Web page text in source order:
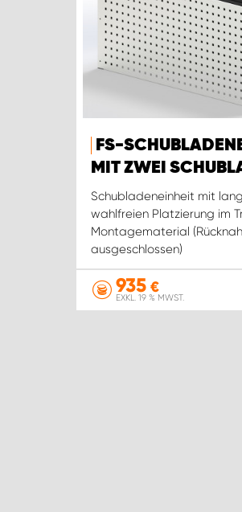
FS-
MIT ZWEI
Schubladeneinheit mit
wahlfreien Platzierung im
Montagematerial
ausgeschlossen)
935 €
EXKL. 19 % MWST.